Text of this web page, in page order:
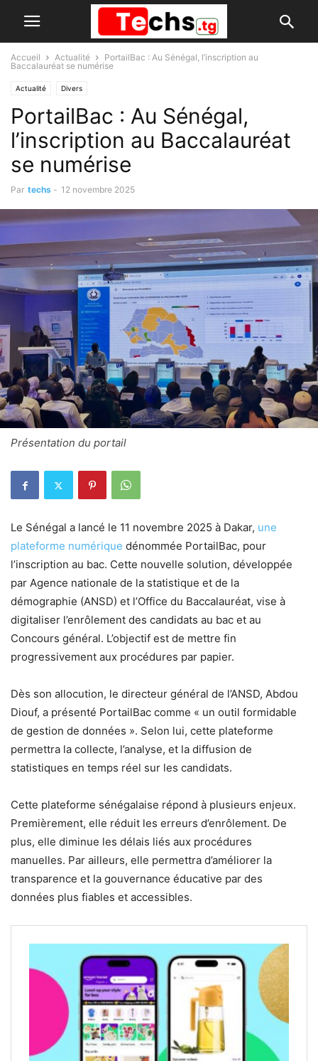
Accueil Actualité
PortailBac : Au Sénégal, l’inscription au
Baccalauréat se numérise
Actualité Divers
PortailBac : Au Sénégal,
l’inscription au Baccalauréat
se numérise
Par techs - 12 novembre 2025
Présentation du portail
Le Sénégal a lancé le 11 novembre 2025 à Dakar, une
plateforme numérique dénommée PortailBac, pour
l’inscription au bac. Cette nouvelle solution, développée
par Agence nationale de la statistique et de la
démographie (ANSD) et l’Office du Baccalauréat, vise à
digitaliser l’enrôlement des candidats au bac et au
Concours général. L’objectif est de mettre fin
progressivement aux procédures par papier.
Dès son allocution, le directeur général de l’ANSD, Abdou
Diouf, a présenté PortailBac comme « un outil formidable
de gestion de données ». Selon lui, cette plateforme
permettra la collecte, l’analyse, et la diffusion de
statistiques en temps réel sur les candidats.
Cette plateforme sénégalaise répond à plusieurs enjeux.
Premièrement, elle réduit les erreurs d’enrôlement. De
plus, elle diminue les délais liés aux procédures
manuelles. Par ailleurs, elle permettra d’améliorer la
transparence et la gouvernance éducative par des
données plus fiables et accessibles.